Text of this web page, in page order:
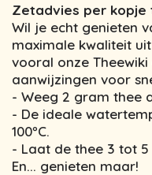
Zetadvies per kopje
Wil je echt genieten
maximale kwaliteit
vooral onze
aanwijzingen voor
- Weeg 2 gram thee
- De ideale
100ºC.
- Laat de thee 3 tot
En... genieten maar!